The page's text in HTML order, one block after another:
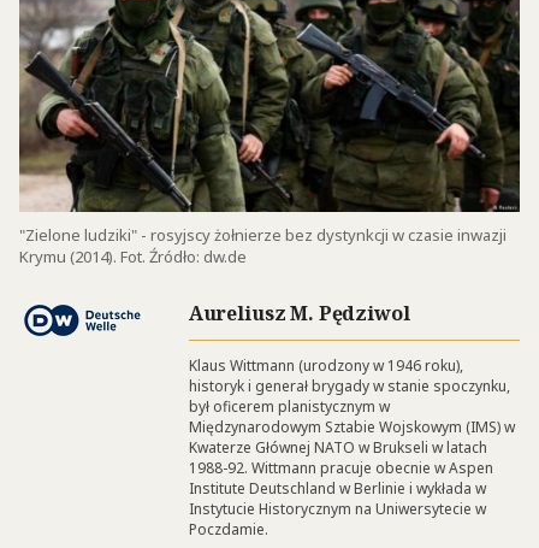
"Zielone ludziki" - rosyjscy żołnierze bez dystynkcji w czasie inwazji
Krymu (2014). Fot. Źródło: dw.de
Aureliusz M. Pędziwol
Klaus Wittmann (urodzony w 1946 roku),
historyk i generał brygady w stanie spoczynku,
był oficerem planistycznym w
Międzynarodowym Sztabie Wojskowym (IMS) w
Kwaterze Głównej NATO w Brukseli w latach
1988-92. Wittmann pracuje obecnie w Aspen
Institute Deutschland w Berlinie i wykłada w
Instytucie Historycznym na Uniwersytecie w
Poczdamie.